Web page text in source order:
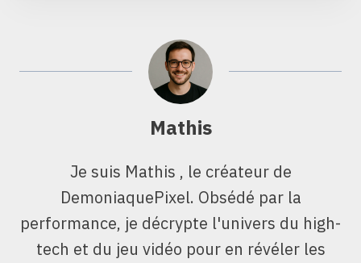
Mathis
Je suis Mathis , le créateur de
DemoniaquePixel. Obsédé par la
performance, je décrypte l'univers du high-
tech et du jeu vidéo pour en révéler les